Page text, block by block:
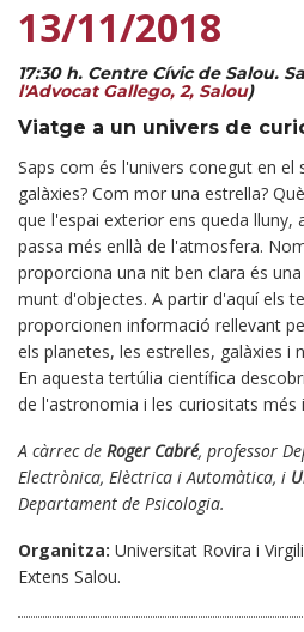
13/11/2018
17:30 h. Centre Cívic de Salou.
l'Advocat Gallego, 2, Salou)
Viatge a un univers de
Saps com és l'univers conegut en el
galàxies? Com mor una estrella?
que l'espai exterior ens queda lluny,
passa més enllà de l'atmosfera.
proporciona una nit ben clara és
munt d'objectes. A partir d'aquí els
proporcionen informació rellevant
els planetes, les estrelles, galàxies i
En aquesta tertúlia científica
de l'astronomia i les curiositats més
A càrrec de Roger Cabré, professor
Electrònica, Elèctrica i Automàtica, i
Departament de Psicologia.
Organitza: Universitat Rovira i
Extens Salou.